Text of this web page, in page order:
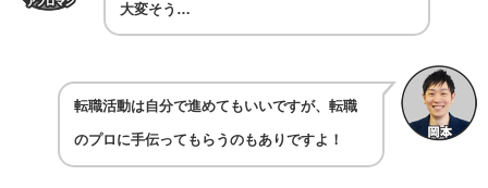
大変そう…
転職活動は自分で進めてもいいですが、転職
のプロに手伝ってもらうのもありですよ！